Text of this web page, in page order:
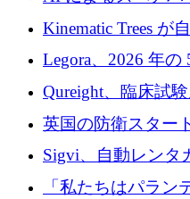
ついて語ること
Intropy が 1,100 万
Kinematic Trees が
ンを得たロボット
めに 58 万 5,000
Legora、2026 年
タートアップ
Qureight、臨床試
ジング プラットフ
リーズ B で 2,000
英国の防衛スター
攻撃に対抗する仮
を調達
Sigvi、自動レンタ
ユーロを調達
「私たちはパラン